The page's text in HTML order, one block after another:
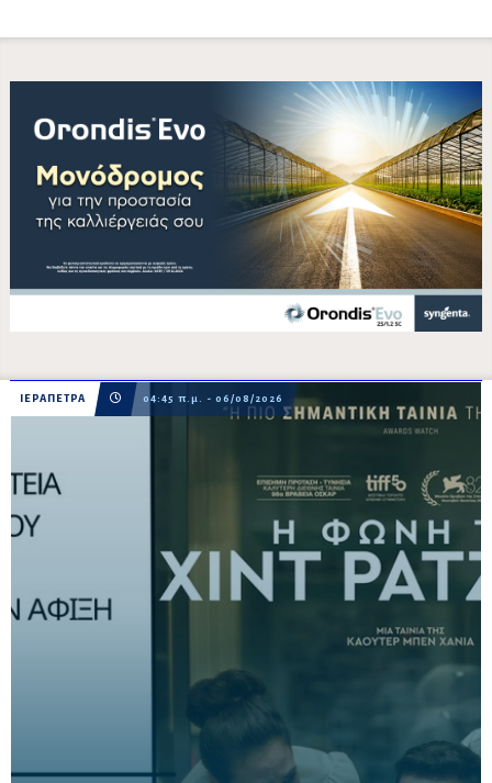
ΙΕΡΑΠΕΤΡΑ 04:45 π.μ. - 06/08/2026